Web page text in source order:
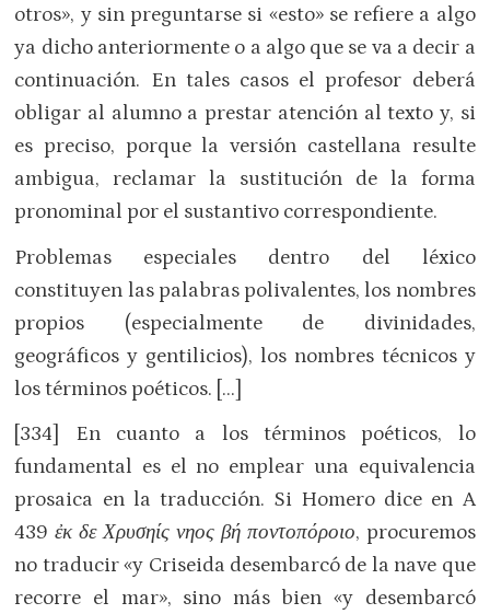
otros», y sin preguntarse si «esto» se refiere a algo
ya dicho anteriormente o a algo que se va a decir a
continuación. En tales casos el profesor deberá
obligar al alumno a prestar atención al texto y, si
es preciso, porque la versión castellana resulte
ambigua, reclamar la sustitución de la forma
pronominal por el sustantivo correspondiente.
Problemas especiales dentro del léxico
constituyen las palabras polivalentes, los nombres
propios (especialmente de divinidades,
geográficos y gentilicios), los nombres técnicos y
los términos poéticos. […]
[334] En cuanto a los términos poéticos, lo
fundamental es el no emplear una equivalencia
prosaica en la traducción. Si Homero dice en A
439ἐκ δε Χρυσηίς νηος βή ποντοπόροιο, procuremos
no traducir «y Criseida desembarcó de la nave que
recorre el mar», sino más bien «y desembarcó